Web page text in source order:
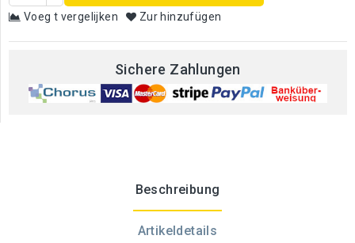
Voeg t vergelijken Zur hinzufügen
Sichere Zahlungen
Beschreibung
Artikeldetails